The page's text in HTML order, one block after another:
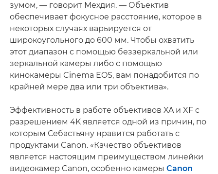
зумом, — говорит Мехдия. — Объектив
обеспечивает фокусное расстояние, которое в
некоторых случаях варьируется от
широкоугольного до 600 мм. Чтобы охватить
этот диапазон с помощью беззеркальной или
зеркальной камеры либо с помощью
кинокамеры Cinema EOS, вам понадобится по
крайней мере два или три объектива».
Эффективность в работе объективов XA и XF с
разрешением 4K является одной из причин, по
которым Себастьяну нравится работать с
продуктами Canon. «Качество объективов
является настоящим преимуществом линейки
видеокамер Canon, особенно камеры Canon